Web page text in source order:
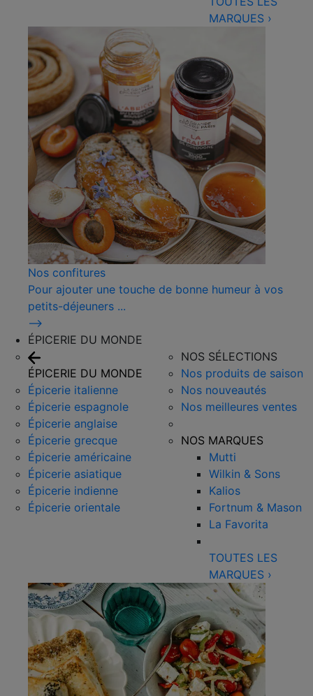
MARQUES ›
Nos confitures
Pour ajouter une touche de bonne humeur à vos
petits-déjeuners ...
⟶
ÉPICERIE DU MONDE
ÉPICERIE DU MONDE
Épicerie italienne
Épicerie espagnole
Épicerie anglaise
Épicerie grecque
Épicerie américaine
Épicerie asiatique
Épicerie indienne
Épicerie orientale
NOS SÉLECTIONS
Nos produits de saison
Nos nouveautés
Nos meilleures ventes
NOS MARQUES
Mutti
Wilkin & Sons
Kalios
Fortnum & Mason
La Favorita
TOUTES LES
MARQUES ›